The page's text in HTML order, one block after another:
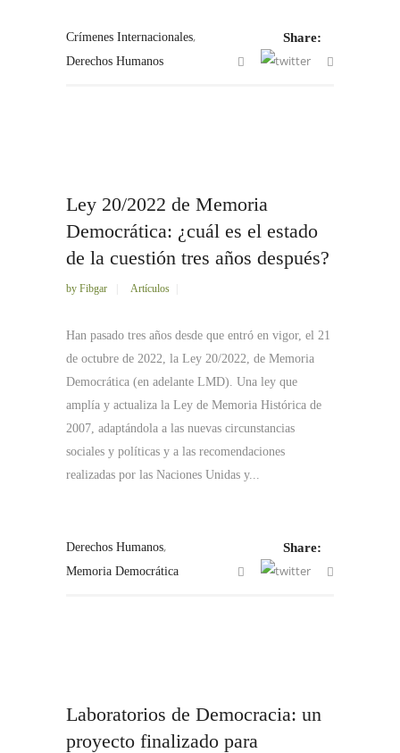
Crímenes Internacionales,
Derechos Humanos
Share:
Ley 20/2022 de Memoria
Democrática: ¿cuál es el estado
de la cuestión tres años después?
by Fibgar Artículos
Han pasado tres años desde que entró en vigor, el 21
de octubre de 2022, la Ley 20/2022, de Memoria
Democrática (en adelante LMD). Una ley que
amplía y actualiza la Ley de Memoria Histórica de
2007, adaptándola a las nuevas circunstancias
sociales y políticas y a las recomendaciones
realizadas por las Naciones Unidas y...
Derechos Humanos,
Memoria Democrática
Share:
Laboratorios de Democracia: un
proyecto finalizado para